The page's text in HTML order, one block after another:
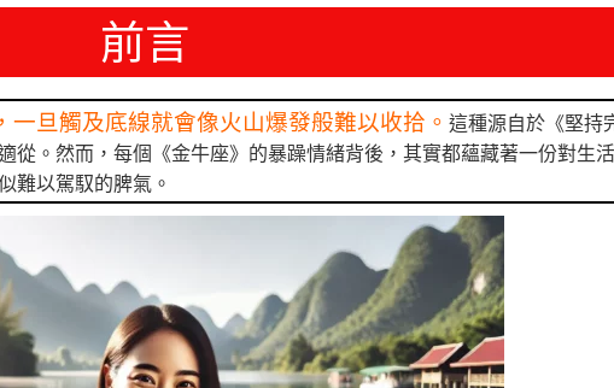
前言
一旦觸及底線就會像火山爆發般難以收拾。 這種源自於《堅持
從。然而，每個《金牛座》的暴躁情緒背後，其實都蘊藏著一份對生
難以駕馭的脾氣。